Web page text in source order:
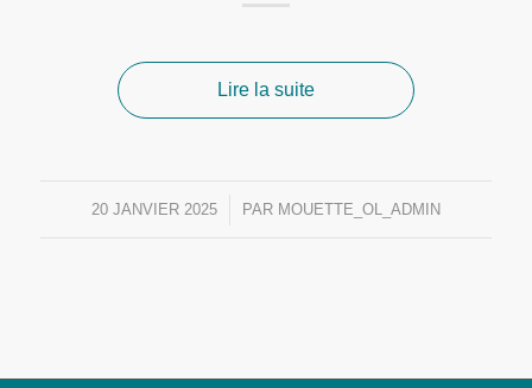
Lire la suite
20 JANVIER 2025
/ PAR MOUETTE_OL_ADMIN